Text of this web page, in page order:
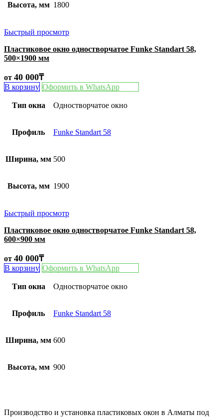
Высота, мм 1800
Быстрый просмотр
Пластиковое окно одностворчатое Funke Standart 58,
500×1900 мм
от 40 000₸
В корзину Оформить в WhatsApp
Тип окна Одностворчатое окно
Профиль Funke Standart 58
Ширина, мм 500
Высота, мм 1900
Быстрый просмотр
Пластиковое окно одностворчатое Funke Standart 58,
600×900 мм
от 40 000₸
В корзину Оформить в WhatsApp
Тип окна Одностворчатое окно
Профиль Funke Standart 58
Ширина, мм 600
Высота, мм 900
Производство и установка пластиковых окон в Алматы под